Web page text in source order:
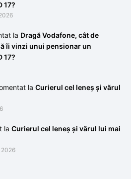
17?
la Dragă Vodafone, cât de
îi vinzi unui pensionar un
17?
la Curierul cel leneș și vărul
la Curierul cel leneș și vărul lui mai
2026